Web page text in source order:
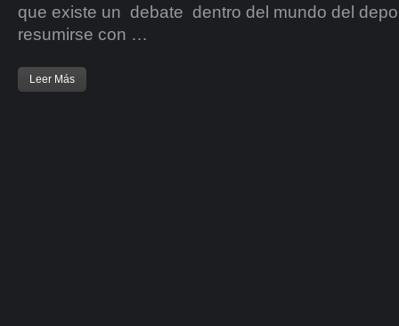
que existe un debate dentro del mundo del
resumirse con …
Leer Más